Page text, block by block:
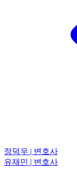
정덕우 | 변호사
유재민 | 변호사